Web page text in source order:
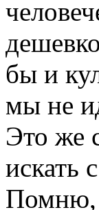
бы и
мы не
Это же
искать
Помню,